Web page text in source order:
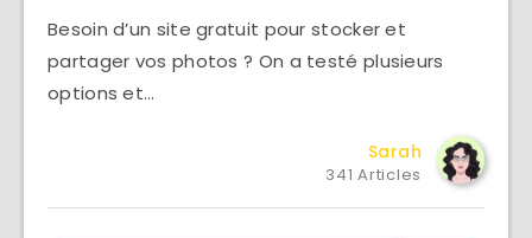
Besoin d’un site gratuit pour stocker et
partager vos photos ? On a testé plusieurs
options et…
Sarah
341 Articles